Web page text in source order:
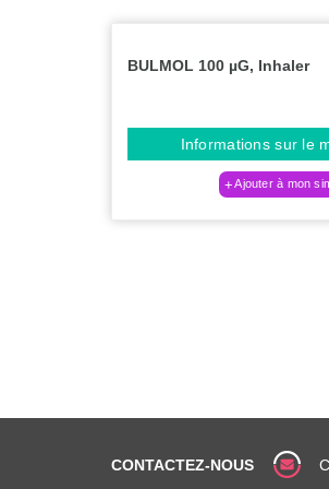
BULMOL 100 µG, Inhaler
Informations sur le
Ajouter à mon
CONTACTEZ-NOUS